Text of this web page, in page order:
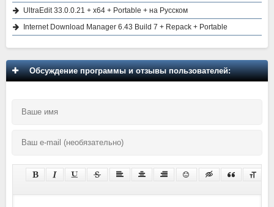
UltraEdit 33.0.0.21 + x64 + Portable + на Русском
Internet Download Manager 6.43 Build 7 + Repack + Portable
Обсуждение программы и отзывы пользователей: